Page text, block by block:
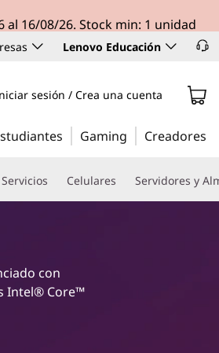
al 16/08/26. Stock min: 1 unidad
Lenovo Educación
sesión / Crea una cuenta
Gaming Creadores
Servicios Celulares Servidores y
con
Intel® Core™